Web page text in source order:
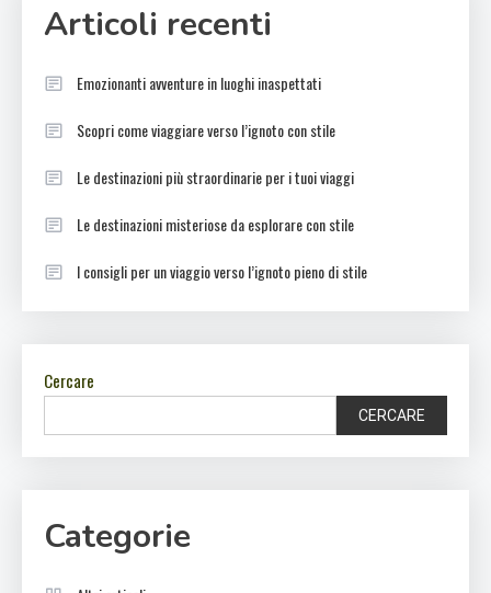
Articoli recenti
Emozionanti avventure in luoghi inaspettati
Scopri come viaggiare verso l’ignoto con stile
Le destinazioni più straordinarie per i tuoi viaggi
Le destinazioni misteriose da esplorare con stile
I consigli per un viaggio verso l’ignoto pieno di stile
Cercare
CERCARE
Categorie